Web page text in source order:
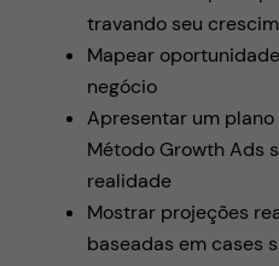
travando seu
Mapear
negócio
Apresentar um
Método Growth Ads
realidade
Mostrar projeções
baseadas em cases